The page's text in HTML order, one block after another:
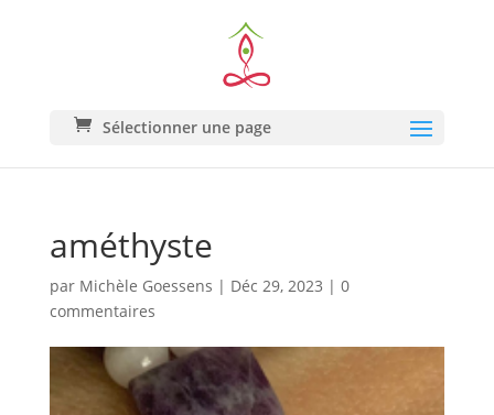
Sélectionner une page
améthyste
par Michèle Goessens | Déc 29, 2023 | 0
commentaires